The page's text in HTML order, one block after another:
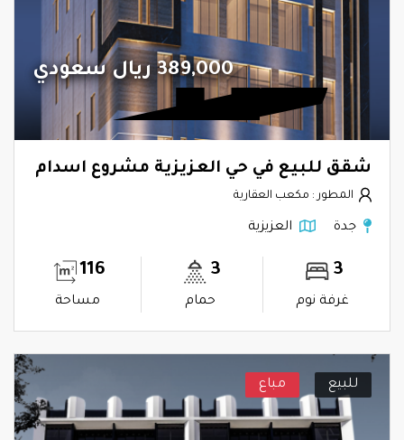
389,000 ريال سعودي
شقق للبيع في حي العزيزية مشروع اسدام
المطور : مكعب العقارية
جدة العزيزية
3
غرفة نوم
3
حمام
116
مساحة
للبيع مباع